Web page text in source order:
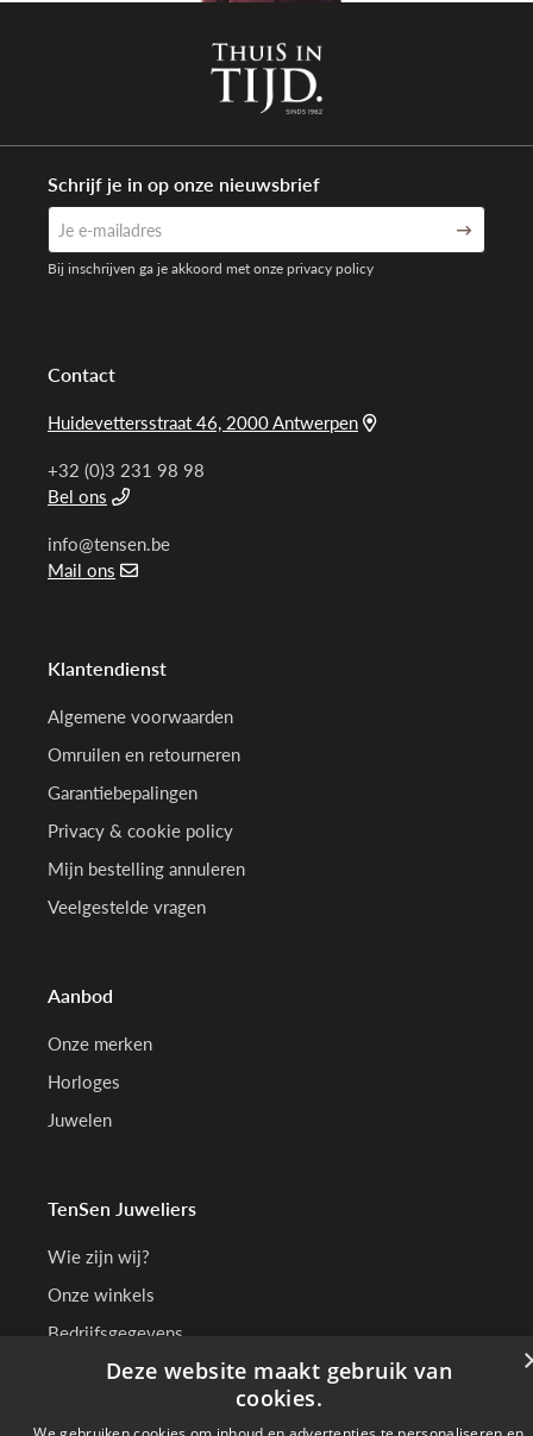
Contact
Huidevettersstraat 46, 2000 Antwerpen
+32 (0)3 231 98 98
Bel ons
info@tensen.be
Mail ons
Klantendienst
Algemene voorwaarden
Omruilen en retourneren
Garantiebepalingen
Privacy & cookie policy
Mijn bestelling annuleren
Veelgestelde vragen
Aanbod
Onze merken
Horloges
Juwelen
TenSen Juweliers
Wie zijn wij?
Onze winkels
Bedrijfsgegevens
Schrijf je in op onze nieuwsbrief
Bij inschrijven ga je akkoord met onze privacy policy
Deze website maakt gebruik van
cookies.